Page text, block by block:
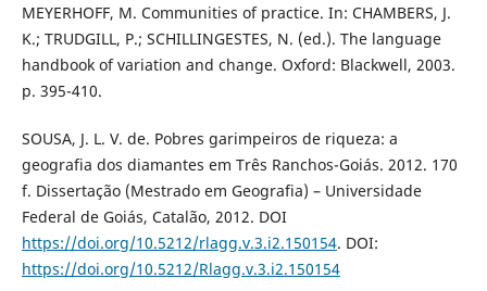
MEYERHOFF, M. Communities of practice. In: CHAMBERS, J.
K.; TRUDGILL, P.; SCHILLINGESTES, N. (ed.). The language
handbook of variation and change. Oxford: Blackwell, 2003.
p. 395-410.
SOUSA, J. L. V. de. Pobres garimpeiros de riqueza: a
geografia dos diamantes em Três Ranchos-Goiás. 2012. 170
f. Dissertação (Mestrado em Geografia) – Universidade
Federal de Goiás, Catalão, 2012. DOI
https://doi.org/10.5212/rlagg.v.3.i2.150154. DOI:
https://doi.org/10.5212/Rlagg.v.3.i2.150154